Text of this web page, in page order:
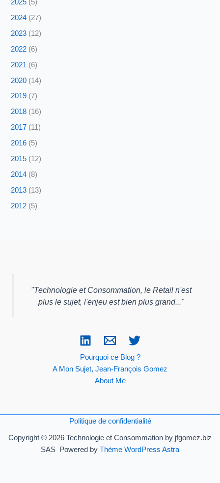
2025 (5)
2024 (27)
2023 (12)
2022 (6)
2021 (6)
2020 (14)
2019 (7)
2018 (16)
2017 (11)
2016 (5)
2015 (12)
2014 (8)
2013 (13)
2012 (5)
"Technologie et Consommation, le Retail n'est
plus le sujet, l'enjeu est bien plus grand... "
Pourquoi ce Blog ?
A Mon Sujet, Jean-François Gomez
About Me
Politique de confidentialité
Copyright © 2026 Technologie et Consommation by jfgomez.biz
SAS Powered by Thème WordPress Astra